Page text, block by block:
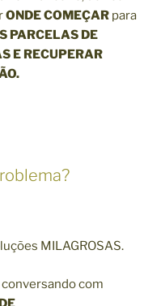
ONDE COMEÇAR para
PARCELAS DE
E RECUPERAR
MILAGROSAS.
com